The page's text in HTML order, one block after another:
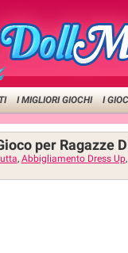
I MIGLIORI GIOCHI I
per Ragazze
, Abbigliamento Dress Up,